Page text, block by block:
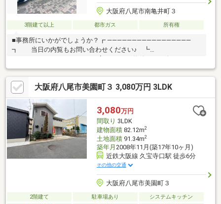
大阪府八尾市南亀井町３
3階建て以上 都市ガス 所有権
■事務所にいかがでしょうか？┏ ―――――――――――――――――
┓ 当日の内覧もお問い合わせください♪ ┗
でなく、資金計画や物件選びのコツなど、賢い家の買い方をお伝
えしますので初めての住宅購入の方でも安心♪また、中古＋リノベ
ーションはどこよりも得意としております！「何から始めればよ
いかわからない」「物件の選び方がわからない」「住宅ローンの
ことを知りたい」など住宅購入に関するお悩みは、お気軽にご相
談ください♪
大阪府八尾市美園町３ 3,080万円 3LDK
3,080万円
間取り 3LDK
建物面積82.12m2
土地面積91.34m2
築年月 2008年11月(築17年10ヶ月)
近鉄大阪線 久宝寺口駅 徒歩6分
その他の交通
大阪府八尾市美園町３
2階建て 駐車場あり
システムキッチン